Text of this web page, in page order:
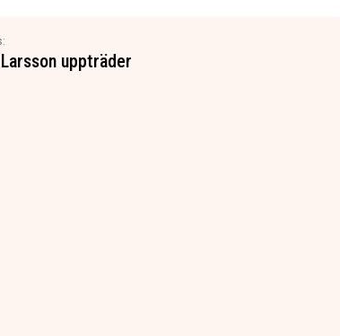
uppträder